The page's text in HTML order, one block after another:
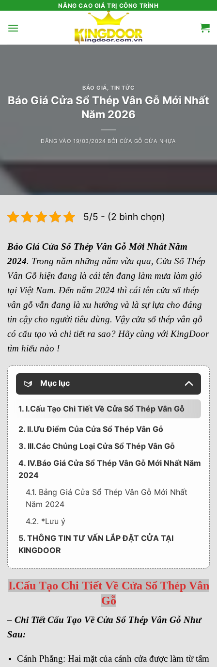
nội
NÂNG CAO GIÁ TRỊ CÔNG TRÌNH
BÁO GIÁ ,TIN TỨC
Báo Giá Cửa Sổ Thép Vân Gỗ Mới Nhất
Năm 2026
ĐĂNG VÀO19/03/2024 BỞI CỬA GỖ CỬA NHỰA
5/5 - (2 bình chọn)
Báo Giá Cửa Sổ Thép Vân Gỗ Mới Nhất Năm
2024. Trong năm những năm vừa qua, Cửa Sổ Thép
Vân Gỗ hiện đang là cái tên đang làm mưa làm gió
tại Việt Nam. Đến năm 2024 thì cái tên cửa sổ thép
vân gỗ vẫn đang là xu hướng và là sự lựa cho đáng
tin cậy cho người tiêu dùng. Vậy cửa sổ thép vân gỗ
có cấu tạo và chi tiết ra sao? Hãy cùng với KingDoor
tìm hiểu nào !
Mục lục
1. I.Cấu Tạo Chi Tiết Về Cửa Sổ Thép Vân Gỗ
2. II.Ưu Điểm Của Cửa Sổ Thép Vân Gỗ
3. III.Các Chủng Loại Cửa Sổ Thép Vân Gỗ
4. IV.Báo Giá Cửa Sổ Thép Vân Gỗ Mới Nhất Năm
2024
4.1. Bảng Giá Cửa Sổ Thép Vân Gỗ Mới Nhất
Năm 2024
4.2. *Lưu ý
5. THÔNG TIN TƯ VẤN LẮP ĐẶT CỬA TẠI
KINGDOOR
I.Cấu Tạo Chi Tiết Về Cửa Sổ Thép Vân
Gỗ
– Chi Tiết Cấu Tạo Về Cửa Sổ Thép Vân Gỗ Như
Sau:
Cánh Phẳng: Hai mặt của cánh cửa được làm từ tấm